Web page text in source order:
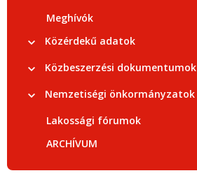
Meghívók
Közérdekű adatok
Közbeszerzési dokumentumok
Nemzetiségi önkormányzatok
Lakossági fórumok
ARCHÍVUM